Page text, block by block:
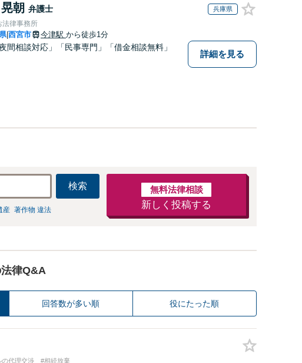
朝 弁護士 兵庫県
法律事務所
|西宮市 今津駅 から徒歩1分
夜間相談対応」「民事専門」「借金相談無料」
詳細を見る
検索
産 著作物 違法
無料法律相談
新しく投稿する
律Q&A
回答数が多い順 役にたった順
の代理交渉 #相続放棄